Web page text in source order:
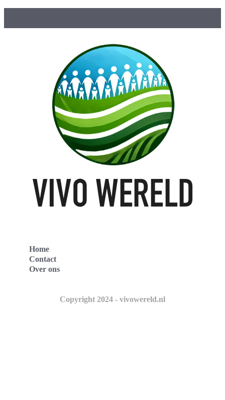
Home
Contact
Over ons
Copyright 2024 - vivowereld.nl